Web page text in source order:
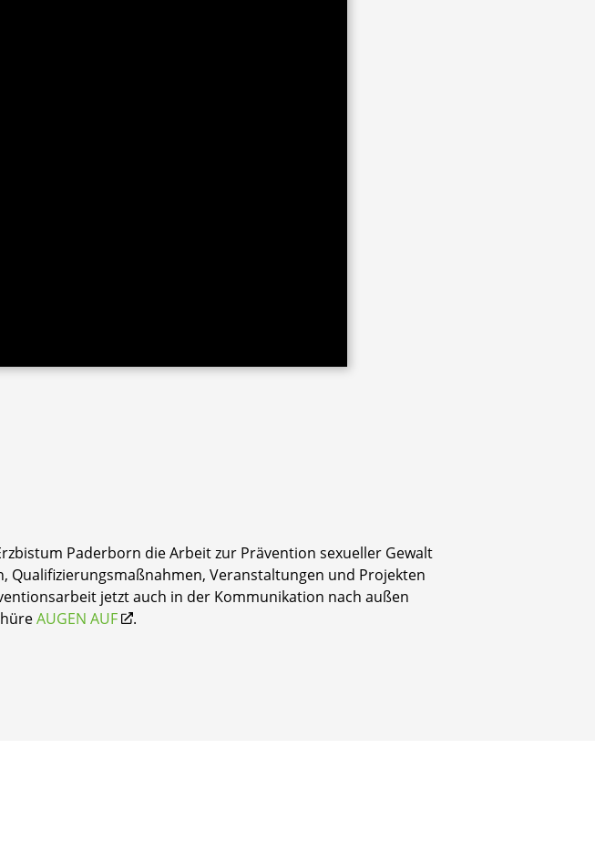
Paderborn die Arbeit zur Prävention sexueller Gewalt
Qualifizierungsmaßnahmen, Veranstaltungen und Projekten
jetzt auch in der Kommunikation nach außen
AUGEN AUF .